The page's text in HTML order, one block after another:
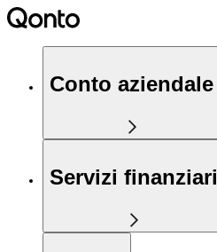
Conto aziendale
Servizi finanziari